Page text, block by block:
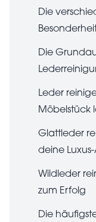
Die
Die
Leder
Möbelstück
Glattleder
deine
Wildleder
zum Erfolg
Die